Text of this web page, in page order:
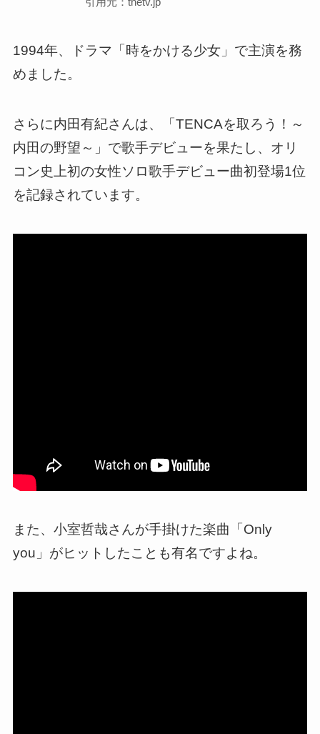
1994年、ドラマ「時をかける少女」で主演を務
めました。
さらに内田有紀さんは、「TENCAを取ろう！～
内田の野望～」で歌手デビューを果たし、オリ
コン史上初の女性ソロ歌手デビュー曲初登場1位
を記録されています。
また、小室哲哉さんが手掛けた楽曲「Only
you」がヒットしたことも有名ですよね。